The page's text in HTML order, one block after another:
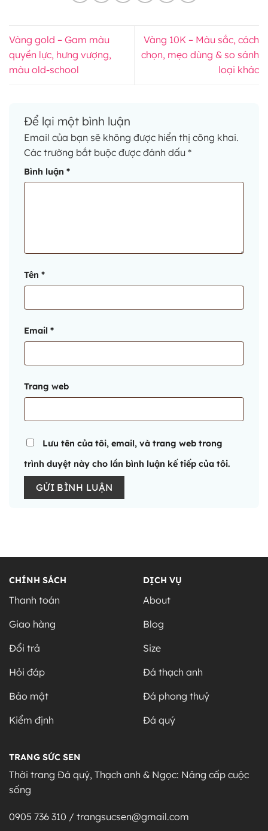
Vàng gold – Gam màu
quyền lực, hưng vượng,
màu old-school
Vàng 10K – Màu sắc, cách
chọn, mẹo dùng & so sánh
loại khác
Để lại một bình luận
Email của bạn sẽ không được hiển thị công khai.
Các trường bắt buộc được đánh dấu *
Bình luận *
Tên *
Email *
Trang web
Lưu tên của tôi, email, và trang web trong
trình duyệt này cho lần bình luận kế tiếp của tôi.
CHÍNH SÁCH
Thanh toán
Giao hàng
Đổi trả
Hỏi đáp
Bảo mật
Kiểm định
DỊCH VỤ
About
Blog
Size
Đá thạch anh
Đá phong thuỷ
Đá quý
TRANG SỨC SEN
Thời trang Đá quý, Thạch anh & Ngọc: Nâng cấp cuộc
sống
0905 736 310 / trangsucsen@gmail.com